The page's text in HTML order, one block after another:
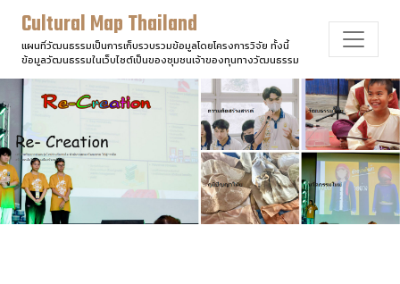
Cultural Map Thailand
แผนที่วัฒนธรรมเป็นการเก็บรวบรวมข้อมูลโดยโครงการวิจัย ทั้งนี้
ข้อมูลวัฒนธรรมในเว็บไซต์เป็นของชุมชนเจ้าของทุนทางวัฒนธรรม